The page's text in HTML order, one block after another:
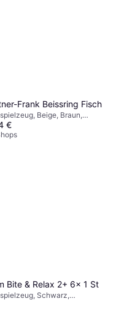
Frank Beissring Fisch
Beige, Braun,
Grün, Material: Holz,
€
Bite & Relax 2+ 6x 1 St
Schwarz,